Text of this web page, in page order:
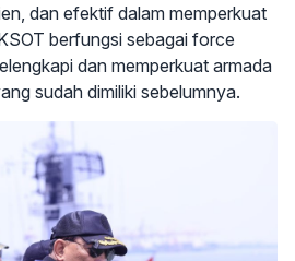
dan efektif dalam memperkuat
berfungsi sebagai force
dan memperkuat armada
sudah dimiliki sebelumnya.